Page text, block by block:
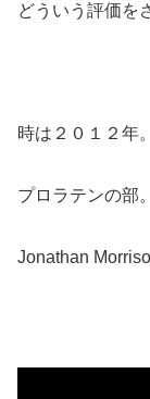
どういう評価を
時は２０１２年
プロラテンの部。
Jonathan